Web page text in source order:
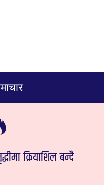
क्रियाशिल बन्दै